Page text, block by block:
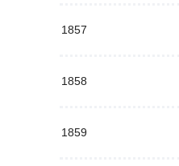
1857
1858
1859